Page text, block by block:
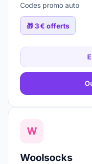
Codes promo auto
🎁3 € offerts
W
Woolsocks